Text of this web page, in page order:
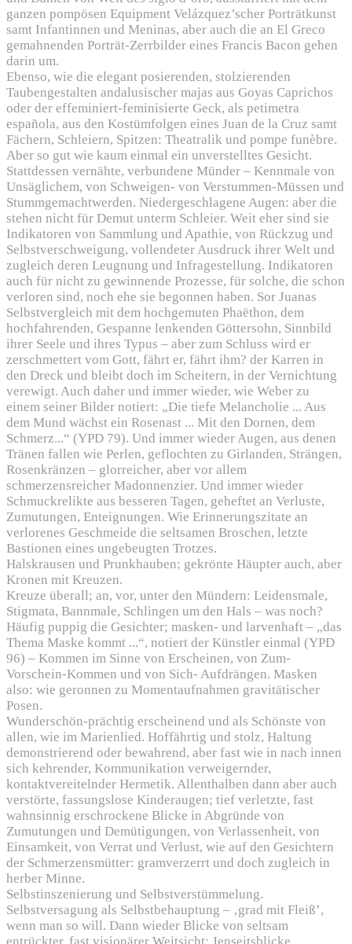
ganzen pompösen Equipment Velázquez’scher Porträtkunst
samt Infantinnen und Meninas, aber auch die an El Greco
gemahnenden Porträt-Zerrbilder eines Francis Bacon gehen
darin um.
Ebenso, wie die elegant posierenden, stolzierenden
Taubengestalten andalusischer majas aus Goyas Caprichos
oder der effeminiert-feminisierte Geck, als petimetra
española, aus den Kostümfolgen eines Juan de la Cruz samt
Fächern, Schleiern, Spitzen: Theatralik und pompe funèbre.
Aber so gut wie kaum einmal ein unverstelltes Gesicht.
Stattdessen vernähte, verbundene Münder – Kennmale von
Unsäglichem, von Schweigen- von Verstummen-Müssen und
Stummgemachtwerden. Niedergeschlagene Augen: aber die
stehen nicht für Demut unterm Schleier. Weit eher sind sie
Indikatoren von Sammlung und Apathie, von Rückzug und
Selbstverschweigung, vollendeter Ausdruck ihrer Welt und
zugleich deren Leugnung und Infragestellung. Indikatoren
auch für nicht zu gewinnende Prozesse, für solche, die schon
verloren sind, noch ehe sie begonnen haben. Sor Juanas
Selbstvergleich mit dem hochgemuten Phaëthon, dem
hochfahrenden, Gespanne lenkenden Göttersohn, Sinnbild
ihrer Seele und ihres Typus – aber zum Schluss wird er
zerschmettert vom Gott, fährt er, fährt ihm? der Karren in
den Dreck und bleibt doch im Scheitern, in der Vernichtung
verewigt. Auch daher und immer wieder, wie Weber zu
einem seiner Bilder notiert: „Die tiefe Melancholie ... Aus
dem Mund wächst ein Rosenast ... Mit den Dornen, dem
Schmerz...“ (YPD 79). Und immer wieder Augen, aus denen
Tränen fallen wie Perlen, geflochten zu Girlanden, Strängen,
Rosenkränzen – glorreicher, aber vor allem
schmerzensreicher Madonnenzier. Und immer wieder
Schmuckrelikte aus besseren Tagen, geheftet an Verluste,
Zumutungen, Enteignungen. Wie Erinnerungszitate an
verlorenes Geschmeide die seltsamen Broschen, letzte
Bastionen eines ungebeugten Trotzes.
Halskrausen und Prunkhauben; gekrönte Häupter auch, aber
Kronen mit Kreuzen.
Kreuze überall; an, vor, unter den Mündern: Leidensmale,
Stigmata, Bannmale, Schlingen um den Hals – was noch?
Häufig puppig die Gesichter; masken- und larvenhaft – „das
Thema Maske kommt ...“, notiert der Künstler einmal (YPD
96) – Kommen im Sinne von Erscheinen, von Zum-
Vorschein-Kommen und von Sich- Aufdrängen. Masken
also: wie geronnen zu Momentaufnahmen gravitätischer
Posen.
Wunderschön-prächtig erscheinend und als Schönste von
allen, wie im Marienlied. Hoffährtig und stolz, Haltung
demonstrierend oder bewahrend, aber fast wie in nach innen
sich kehrender, Kommunikation verweigernder,
kontaktvereitelnder Hermetik. Allenthalben dann aber auch
verstörte, fassungslose Kinderaugen; tief verletzte, fast
wahnsinnig erschrockene Blicke in Abgründe von
Zumutungen und Demütigungen, von Verlassenheit, von
Einsamkeit, von Verrat und Verlust, wie auf den Gesichtern
der Schmerzensmütter: gramverzerrt und doch zugleich in
herber Minne.
Selbstinszenierung und Selbstverstümmelung.
Selbstversagung als Selbstbehauptung – ‚grad mit Fleiß’,
wenn man so will. Dann wieder Blicke von seltsam